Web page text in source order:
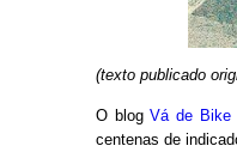
(texto publicado
O blogVá de Bike
centenas de